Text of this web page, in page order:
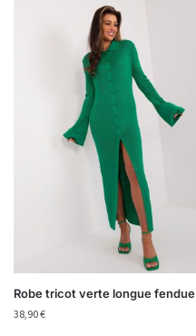
Robe tricot verte longue fendue
38,90€